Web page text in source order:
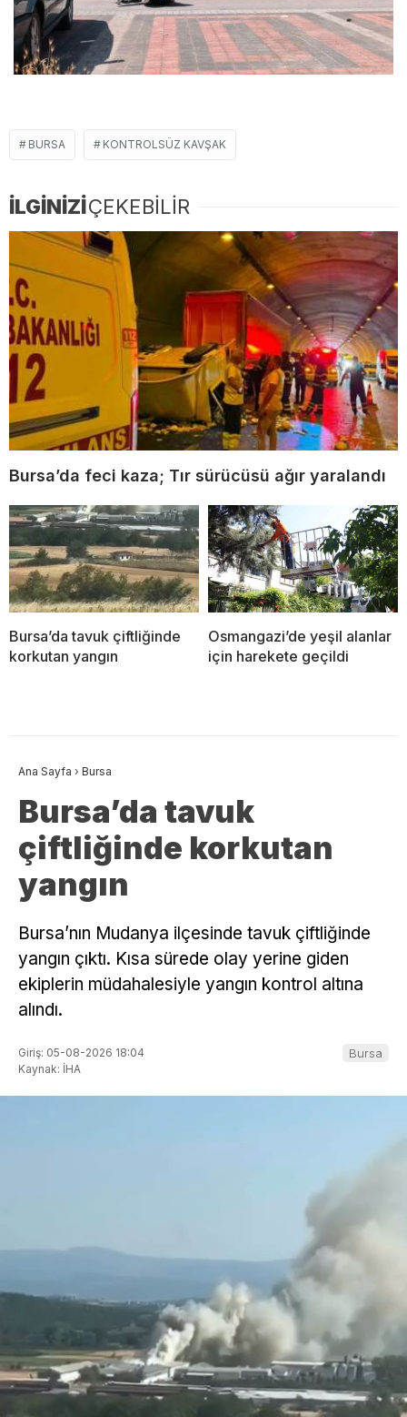
BURSA KONTROLSÜZ KAVŞAK
İLGİNİZİÇEKEBİLİR
Bursa’da feci kaza; Tır sürücüsü ağır yaralandı
Bursa’da tavuk çiftliğinde
korkutan yangın
Osmangazi’de yeşil alanlar
için harekete geçildi
Ana Sayfa › Bursa
Bursa’da tavuk
çiftliğinde korkutan
yangın
Bursa’nın Mudanya ilçesinde tavuk çiftliğinde
yangın çıktı. Kısa sürede olay yerine giden
ekiplerin müdahalesiyle yangın kontrol altına
alındı.
Giriş: 05-08-2026 18:04
Kaynak: İHA
Bursa